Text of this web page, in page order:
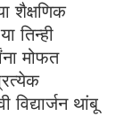
शैक्षणिक
तिन्ही
मोफत
विद्यार्जन थांबू